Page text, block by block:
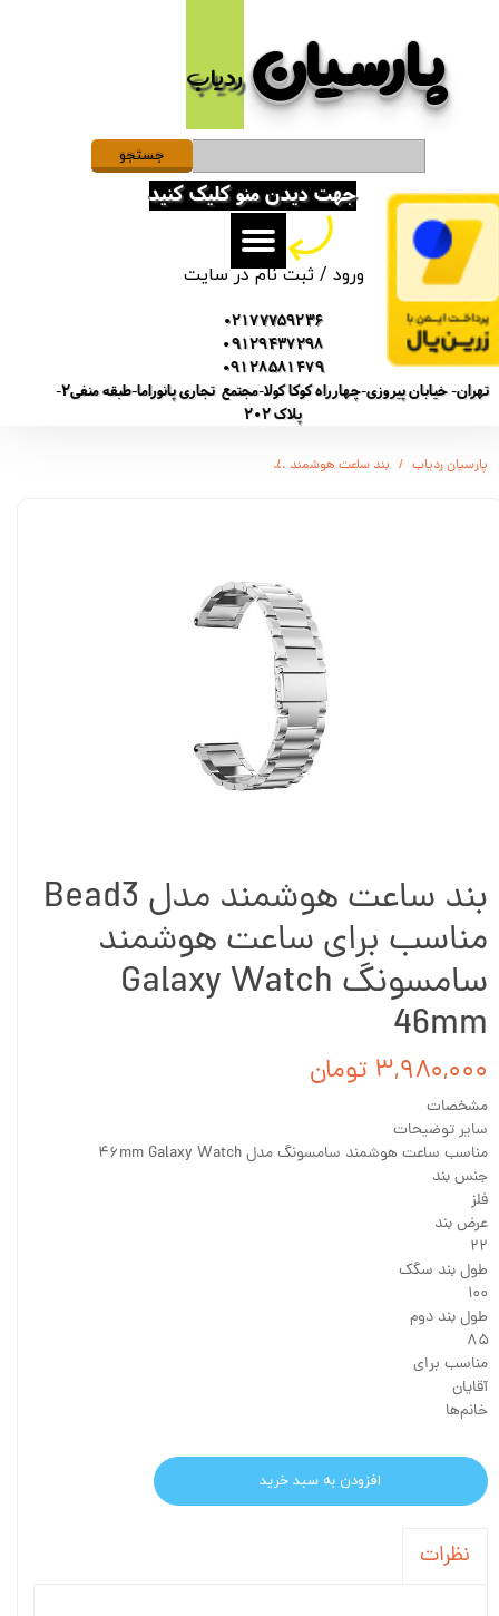
پارسیان​​​​​​​ردیاب
ورود /ثبت نام در سایت
حساب کاربری من
تغییر گذر واژه
سفارشات
خروج از حساب کاربری
02177759236
09129437298
09128581479
تهران- خیابان پیروزی-چهارراه کوکا کولا-مجتمع تجاری پانوراما-طبقه منفی2-
پلاک 202
جهت دیدن منو کلیک کنید
جستجو
پارسیان ردیاب بند ساعت هوشمند
بند ساعت هوشمند مدل Bead3
مناسب برای ساعت هوشمند
سامسونگ Galaxy Watch
46mm
۳,۹۸۰,۰۰۰ تومان
مشخصات
سایر توضیحات
مناسب ساعت هوشمند سامسونگ مدل ۴۶mm Galaxy Watch
جنس بند
فلز
عرض بند
۲۲
طول بند سگک
۱۰۰
طول بند دوم
۸۵
مناسب برای
آقایان
خانم‌ها
افزودن به سبد خرید
نظرات